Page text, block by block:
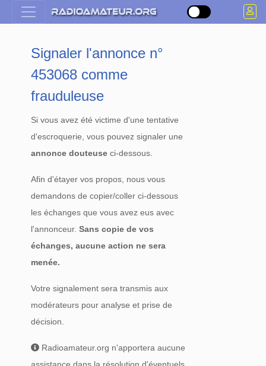
Signaler l'annonce n°
453068 comme
frauduleuse
Si vous avez été victime d'une tentative
d'escroquerie, vous pouvez signaler une
annonce douteuse ci-dessous.
Afin d'étayer vos propos, nous vous
demandons de copier/coller ci-dessous
les échanges que vous avez eus avec
l'annonceur.Sans copie de vos
échanges, aucune action ne sera
menée.
Votre signalement sera transmis aux
modérateurs pour analyse et prise de
décision.
Radioamateur.org n'apportera aucune